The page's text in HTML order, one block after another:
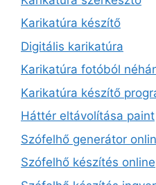
Karikatúra készítő
Digitális karikatúra
Karikatúra fotóból
Karikatúra készítő
Háttér eltávolítása paint
Szófelhő generátor
Szófelhő készítés online